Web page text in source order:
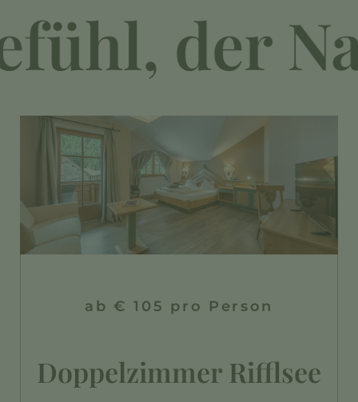
der
ab € 105 pro Person
Doppelzimmer Rifflsee